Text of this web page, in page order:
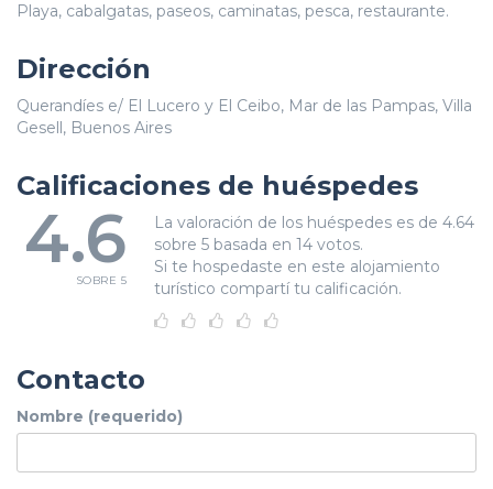
Playa, cabalgatas, paseos, caminatas, pesca, restaurante.
Dirección
Querandíes e/ El Lucero y El Ceibo, Mar de las Pampas, Villa
Gesell, Buenos Aires
Calificaciones de huéspedes
4.6
SOBRE 5
La valoración de los huéspedes es de 4.64
sobre 5 basada en 14 votos.
Si te hospedaste en este alojamiento
turístico compartí tu calificación.
Contacto
Nombre (requerido)